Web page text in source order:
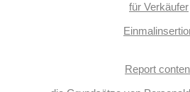
für Verkäufer
Report